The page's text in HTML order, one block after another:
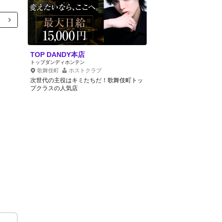
TOP DANDY本店
トップダンディホンテン
歌舞伎町 ホストクラブ
次世代の主役はキミたちだ！歌舞伎町トッ
プクラスの人気店